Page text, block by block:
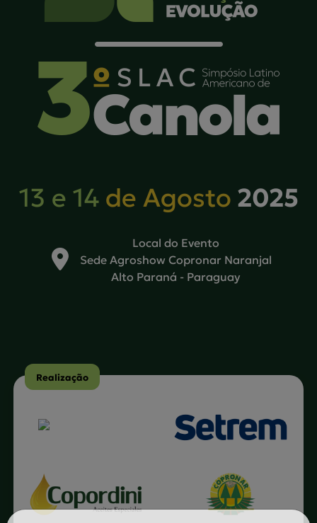
13 e 14de Agosto2025
Local do Evento
Sede Agroshow Copronar Naranjal
Alto Paraná - Paraguay
Realização